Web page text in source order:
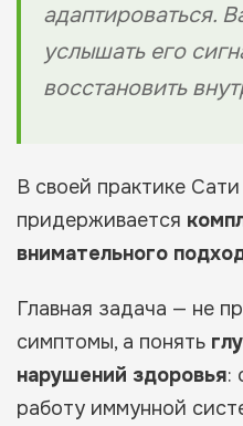
адаптироваться.
услышать его
восстановить
В своей практике
придерживается
внимательного
Главная задача — не
симптомы, а понять
нарушений здоровья:
работу иммунной